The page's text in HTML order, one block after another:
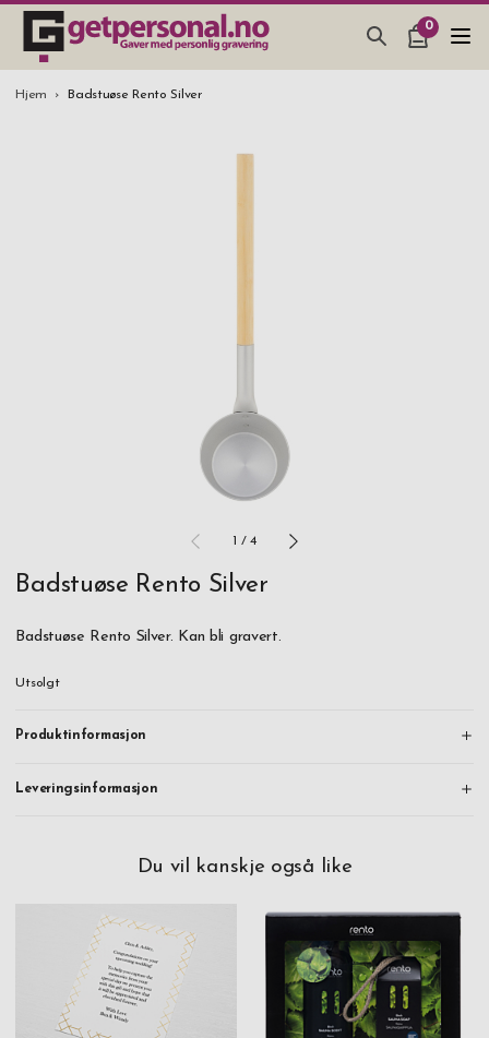
0
GAVER & GADGETS
Hjem Badstuøse Rento Silver
1 /4
Badstuøse Rento Silver
Badstuøse Rento Silver. Kan bli gravert.
Utsolgt
Produktinformasjon
Leveringsinformasjon
Du vil kanskje også like